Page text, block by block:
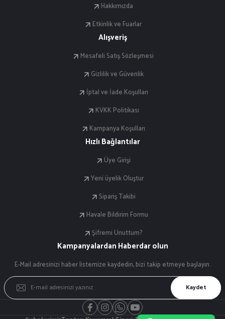
Hakkımızda
Etkinlik ve Fuarlar
Alışveriş
Mesafeli Satış Sözleşmesi
Gizlilik ve Güvenlik
İptal ve İade Koşulları
KVKK Politikası
Kampanya Koşulları
Hızlı Bağlantılar
Üye Girişi
Yeni üyelik Oluştur
Sipariş Takibi
Havale Bildirim Formu
Şifremi Unuttum?
Kampanyalardan Haberdar olun
E-Mail adresinizi haber listemize kaydedin, bizi takip etmeye başlayın.
Kaydet